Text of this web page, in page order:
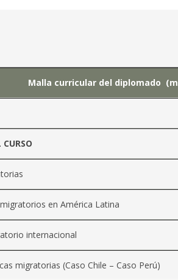
Malla curricular del diplomado
en América Latina
internacional
migratorias (Caso Chile – Caso Perú)